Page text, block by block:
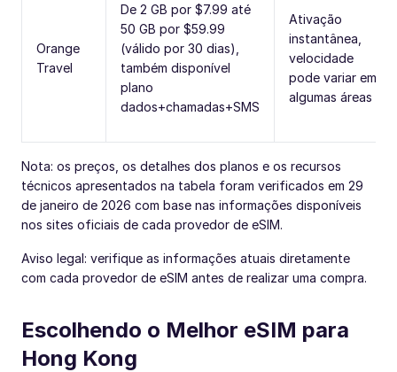
Orange
Travel
De 2 GB por $7.99 até
50 GB por $59.99
(válido por 30 dias),
também disponível
plano
dados+chamadas+SMS
Ativação
instantânea,
velocidade
pode variar em
algumas áreas
Nota: os preços, os detalhes dos planos e os recursos
técnicos apresentados na tabela foram verificados em 29
de janeiro de 2026 com base nas informações disponíveis
nos sites oficiais de cada provedor de eSIM.
Aviso legal: verifique as informações atuais diretamente
com cada provedor de eSIM antes de realizar uma compra.
Escolhendo o Melhor eSIM para
Hong Kong